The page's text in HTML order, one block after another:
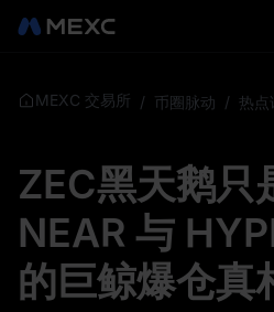
MEXC 交易所 / 币圈脉动 / 热点
ZEC黑天鹅只
NEAR 与
的巨鲸爆仓真